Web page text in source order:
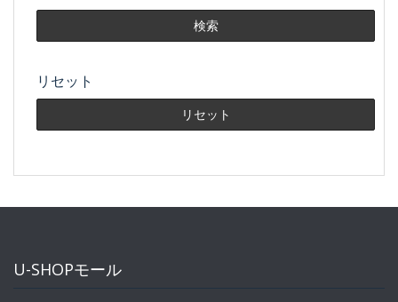
リセット
U-SHOPモール